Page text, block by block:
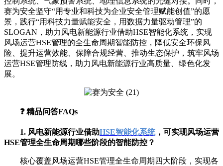
赛为安全坚守“用专业和科技为企业安全管理赋能创值”的愿
景，践行“用科技力量赋能安全，用数据力量驱动管理”的
SLOGAN，助力风电新能源行业借助HSE智能化系统，实现
风场运营HSE管理的全生命周期智能防控，降低安全环保风
险、提升运营效能、保障合规经营、推动生态保护，筑牢风场
运营HSE管理防线，助力风电新能源行业高质量、绿色化发
展。
❓ 精品问答FAQs
1. 风电新能源行业借助HSE智能化系统，可实现风场运营
HSE管理全生命周期哪些阶段的智能防控？
核心覆盖风场运营HSE管理全生命周期四大阶段，实现各